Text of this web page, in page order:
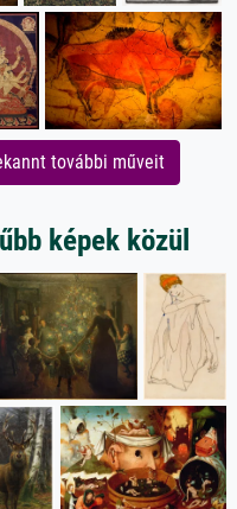
további műveit
képek közül